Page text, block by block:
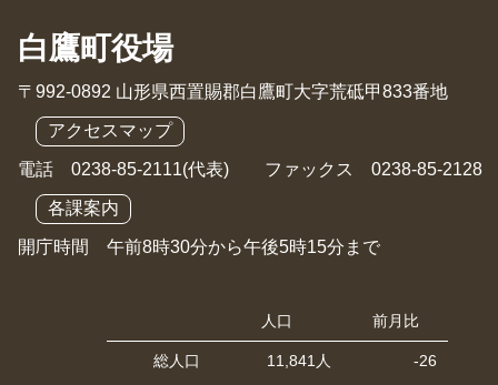
白鷹町役場
〒992-0892 山形県西置賜郡白鷹町大字荒砥甲833番地
アクセスマップ
電話 0238-85-2111(代表) ファックス 0238-85-2128
各課案内
開庁時間 午前8時30分から午後5時15分まで
人口 前月比
総人口 11,841人 -26